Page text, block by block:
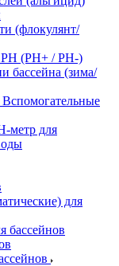
(флокулянт/
(PH+ / PH-)
бассейна (зима/
Вспомогательные
метр для
для
бассейнов